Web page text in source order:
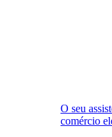
O seu
comércio